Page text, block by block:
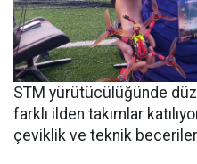
STM yürütücülüğünde
farklı ilden takımlar
çeviklik ve teknik